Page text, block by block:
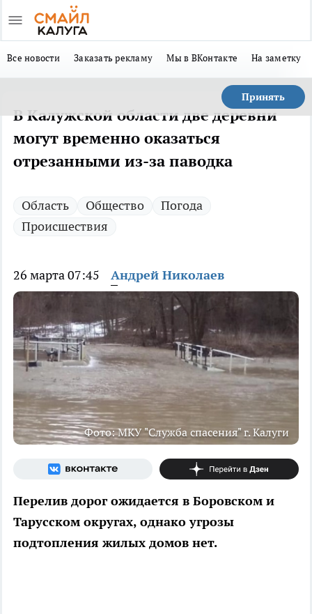
Все новости Заказать рекламу Мы в ВКонтакте На заметку
Принять
В Калужской области две деревни
могут временно оказаться
отрезанными из-за паводка
Область Общество
Погода
Происшествия
26 марта 07:45 Андрей Николаев
Фото: МКУ "Служба спасения" г. Калуги
Перелив дорог ожидается в Боровском и
Тарусском округах, однако угрозы
подтопления жилых домов нет.